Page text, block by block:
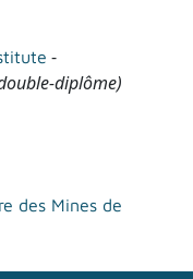
-
diplôme)
des Mines de